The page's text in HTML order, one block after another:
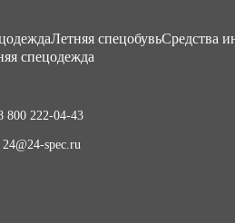
Летняя спецобувьСредства
спецодежда
800 222-04-43
24@24-spec.ru